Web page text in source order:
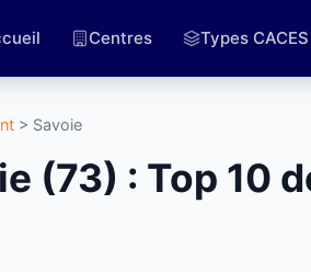
Centres Types CACES
> Savoie
(73) : Top 10